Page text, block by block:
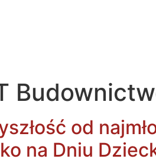
od
na Dniu